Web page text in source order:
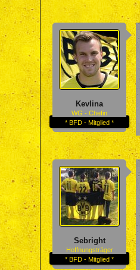
Kevlina
WG - Chefin
* BFD - Mitglied *
Sebright
Hoffnungsträger
* BFD - Mitglied *